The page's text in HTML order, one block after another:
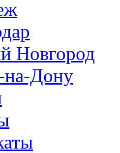
Новгород
на-Дону